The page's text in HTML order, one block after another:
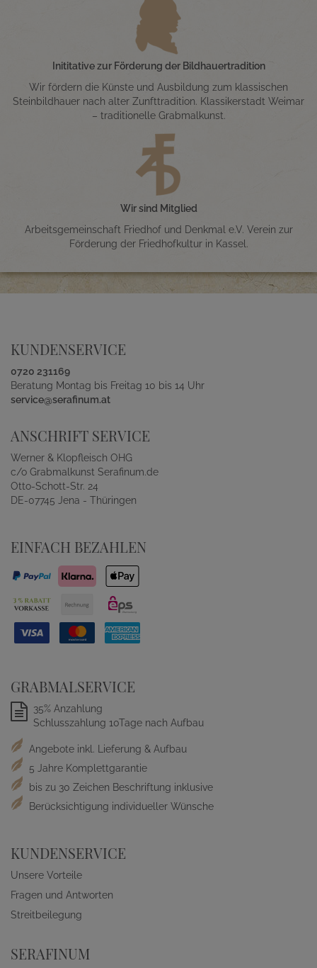
Inititative zur Förderung der Bildhauertradition
Wir fördern die Künste und Ausbildung zum klassischen
Steinbildhauer nach alter Zunfttradition. Klassikerstadt Weimar
– traditionelle Grabmalkunst.
Wir sind Mitglied
Arbeitsgemeinschaft Friedhof und Denkmal e.V. Verein zur
Förderung der Friedhofkultur in Kassel.
KUNDENSERVICE
0720 231169
Beratung Montag bis Freitag 10 bis 14 Uhr
service@serafinum.at
ANSCHRIFT SERVICE
Werner & Klopfleisch OHG
c/o Grabmalkunst Serafinum.de
Otto-Schott-Str. 24
DE-07745 Jena - Thüringen
EINFACH BEZAHLEN
GRABMALSERVICE
35% Anzahlung
Schlusszahlung 10Tage nach Aufbau
Angebote inkl. Lieferung & Aufbau
5 Jahre Komplettgarantie
bis zu 30 Zeichen Beschriftung inklusive
Berücksichtigung individueller Wünsche
KUNDENSERVICE
Unsere Vorteile
Fragen und Antworten
Streitbeilegung
SERAFINUM